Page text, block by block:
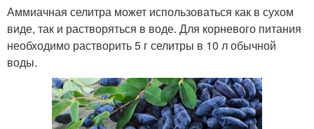
Аммиачная селитра может использоваться как в сухом
виде, так и растворяться в воде. Для корневого питания
необходимо растворить 5 г селитры в 10 л обычной
воды.